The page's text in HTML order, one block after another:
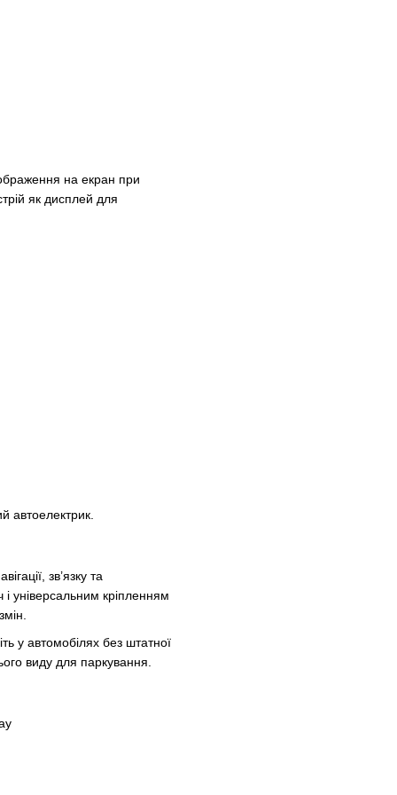
на екран при
як дисплей для
автоелектрик.
зв’язку та
універсальним кріпленням
у автомобілях без штатної
виду для паркування.